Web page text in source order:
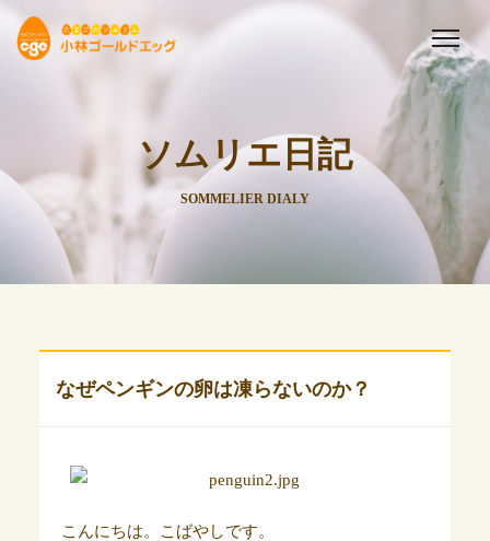
ソムリエ日記
SOMMELIER DIALY
なぜペンギンの卵は凍らないのか？
こんにちは。こばやしです。